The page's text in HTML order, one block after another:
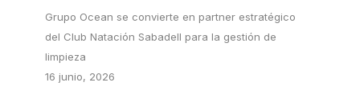
Grupo Ocean se convierte en partner estratégico
del Club Natación Sabadell para la gestión de
limpieza
16 junio, 2026